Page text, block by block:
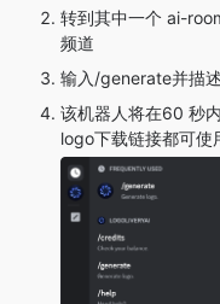
转到其中一个 ai-
频道
输入/generate并描
该机器人将在60 秒
logo下载链接都可使